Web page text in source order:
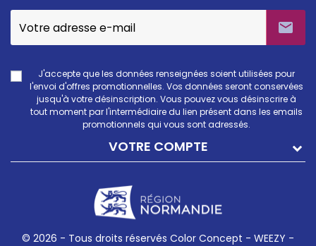

J'accepte que les données renseignées soient utilisées pour
l'envoi d'offres promotionnelles. Vos données seront conservées
jusqu'à votre désinscription. Vous pouvez vous désinscrire à
tout moment par l'intermédiaire du lien présent dans les emails
promotionnels qui vous sont adressés.
VOTRE COMPTE
© 2026 - Tous droits réservés Color Concept - WEEZY -